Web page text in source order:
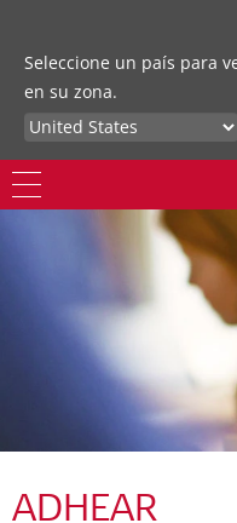
Seleccione un país para
en su zona.
ADHEAR